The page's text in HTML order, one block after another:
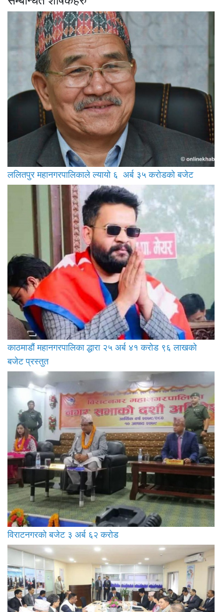
ललितपुर महानगरपालिकाले ल्यायो ६ अर्ब ३५ करोडको बजेट
काठमाडौं महानगरपालिका द्धारा २५ अर्ब ४१ करोड ९६ लाखको
बजेट प्रस्तुत
विराटनगरको बजेट ३ अर्ब ६२ करोड